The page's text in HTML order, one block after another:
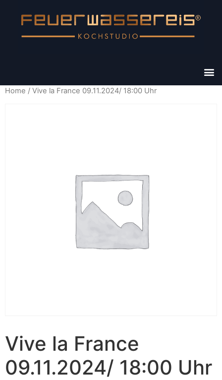
Home / Vive la France 09.11.2024/ 18:00 Uhr
Vive la France
09.11.2024/ 18:00 Uhr